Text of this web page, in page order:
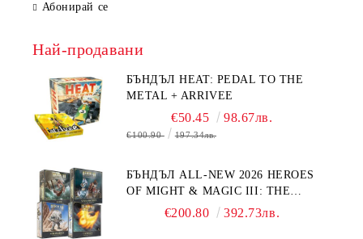
Абонирай се
Най-продавани
БЪНДЪЛ HEAT: PEDAL TO THE
METAL + ARRIVEE
€50.45 98.67лв.
€100.90 197.34лв.
БЪНДЪЛ ALL-NEW 2026 HEROES
OF MIGHT & MAGIC III: THE
BOARD GAME EXPANSIONS -
€200.80 392.73лв.